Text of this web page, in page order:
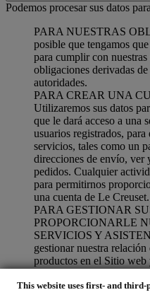
This website uses first- and
Podemos procesar sus datos
PARA NUESTRAS
posible que tengamos
para cumplir con
obligaciones derivadas
autoridades.
PARA CREAR UNA
Utilizaremos sus datos
que le dará acceso a una
usuarios registrados,
servicios, tales como un
direcciones de envío, ver
pedidos. Cualquier
para permitirnos
una cuenta de Le Creuset.
PARA GESTIONAR
PROPORCIONARLE
SERVICIOS Y
gestionar nuestra
productos en el Sitio web
su participación en